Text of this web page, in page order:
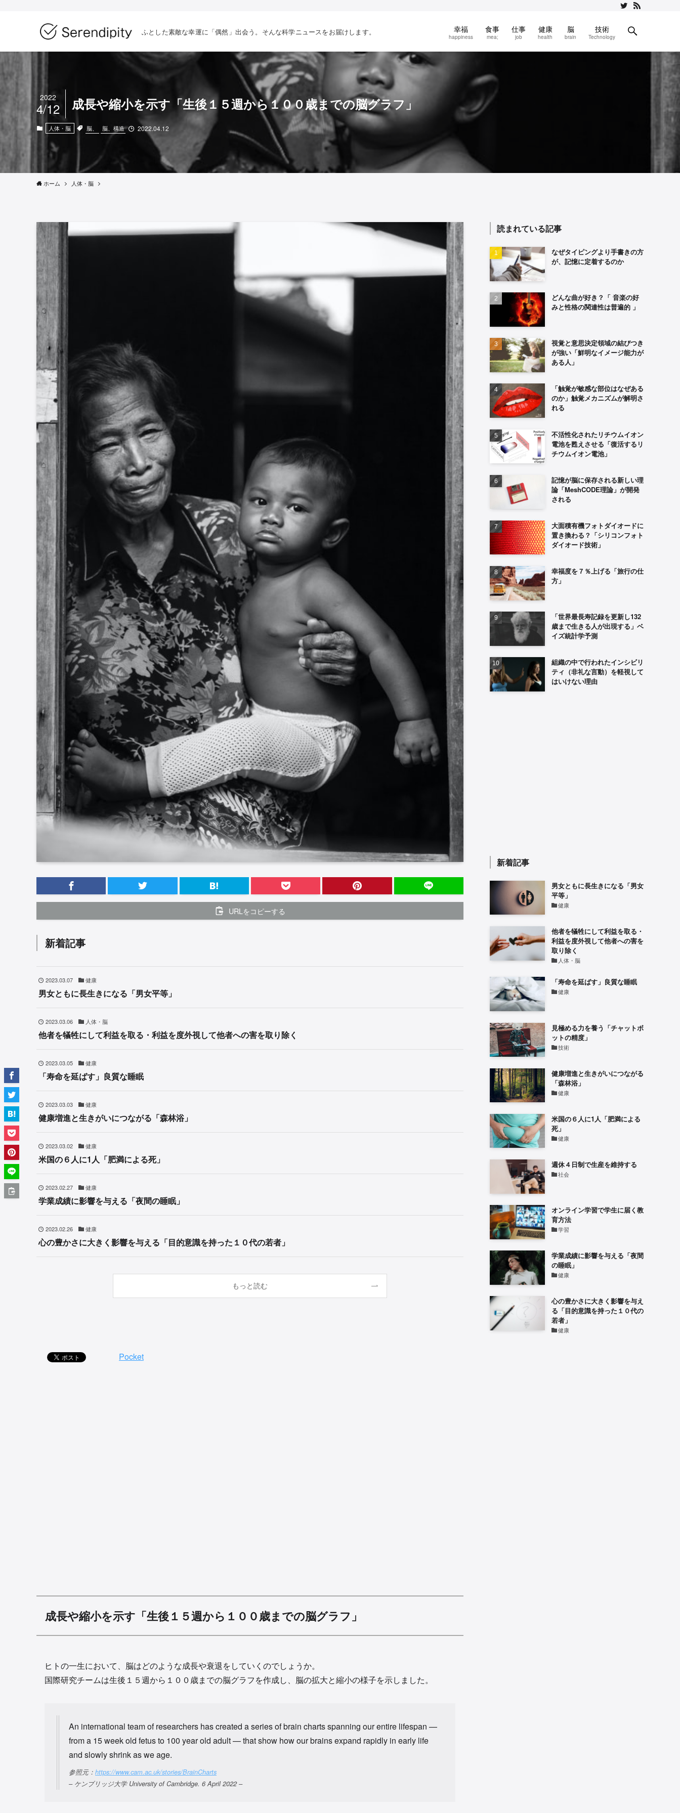
ふとした素敵な幸運に「偶然」出会う。そんな科学ニュースをお届けします。 幸福
happiness
食事
mea;
仕事
job
健康
health
脳
brain
技術
Technology
成長や縮小を示す「生後１５週から１００歳までの脳グラフ」
2022
4/12
人体・脳 脳、 脳、構造 2022.04.12
ホーム 人体・脳
URLをコピーする
新着記事
2023.03.07 健康
男女ともに長生きになる「男女平等」
2023.03.06 人体・脳
他者を犠牲にして利益を取る・利益を度外視して他者への害を取り除く
2023.03.05 健康
「寿命を延ばす」良質な睡眠
2023.03.03 健康
健康増進と生きがいにつながる「森林浴」
2023.03.02 健康
米国の６人に1人「肥満による死」
2023.02.27 健康
学業成績に影響を与える「夜間の睡眠」
2023.02.26 健康
心の豊かさに大きく影響を与える「目的意識を持った１０代の若者」
もっと読む
Pocket
成長や縮小を示す「生後１５週から１００歳までの脳グラフ」
ヒトの一生において、脳はどのような成長や衰退をしていくのでしょうか。
国際研究チームは生後１５週から１００歳までの脳グラフを作成し、脳の拡大と縮小の様子を示しました。
An international team of researchers has created a series of brain charts spanning our entire lifespan —
from a 15 week old fetus to 100 year old adult — that show how our brains expand rapidly in early life
and slowly shrink as we age.
参照元： https://www.cam.ac.uk/stories/BrainCharts
– ケンブリッジ大学 University of Cambridge. 6 April 2022 –
読まれている記事
なぜタイピングより手書きの方
が、記憶に定着するのか
どんな曲が好き？「 音楽の好
みと性格の関連性は普遍的 」
視覚と意思決定領域の結びつき
が強い「鮮明なイメージ能力が
ある人」
「触覚が敏感な部位はなぜある
のか」触覚メカニズムが解明さ
れる
不活性化されたリチウムイオン
電池を甦えさせる「復活するリ
チウムイオン電池」
記憶が脳に保存される新しい理
論「MeshCODE理論」が開発
される
大面積有機フォトダイオードに
置き換わる？「シリコンフォト
ダイオード技術」
幸福度を７％上げる「旅行の仕
方」
「世界最長寿記録を更新し132
歳まで生きる人が出現する」ベ
イズ統計学予測
組織の中で行われたインシビリ
ティ（非礼な言動）を軽視して
はいけない理由
新着記事
男女ともに長生きになる「男女
平等」
健康
他者を犠牲にして利益を取る・
利益を度外視して他者への害を
取り除く
人体・脳
「寿命を延ばす」良質な睡眠
健康
見極める力を養う「チャットボ
ットの精度」
技術
健康増進と生きがいにつながる
「森林浴」
健康
米国の６人に1人「肥満による
死」
健康
週休４日制で生産を維持する
社会
オンライン学習で学生に届く教
育方法
学習
学業成績に影響を与える「夜間
の睡眠」
健康
心の豊かさに大きく影響を与え
る「目的意識を持った１０代の
若者」
健康